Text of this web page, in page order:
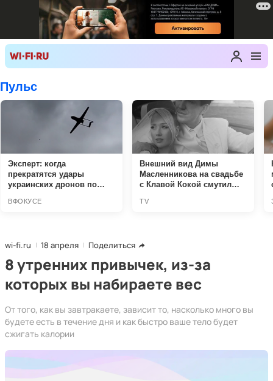
wi-fi.ru 18 апреля Поделиться
8 утренних привычек, из-за
которых вы набираете вес
От того, как вы завтракаете, зависит то, насколько много вы
будете есть в течение дня и как быстро ваше тело будет
сжигать калории